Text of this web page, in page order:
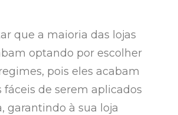
que a maioria das lojas
optando por escolher
pois eles acabam
fáceis de serem aplicados
garantindo à sua loja